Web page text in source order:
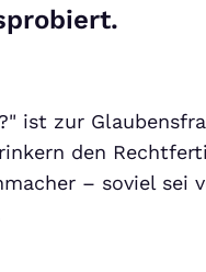
ist zur
den
– soviel sei